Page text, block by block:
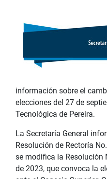
información sobre el
elecciones del 27 de
Tecnológica de Pereira.
La Secretaría General
Resolución de Rectoría
se modifica la Resolución
de 2023, que convoca la